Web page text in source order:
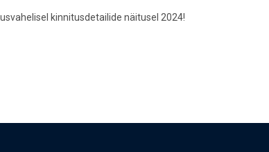
kinnitusdetailide näitusel 2024!